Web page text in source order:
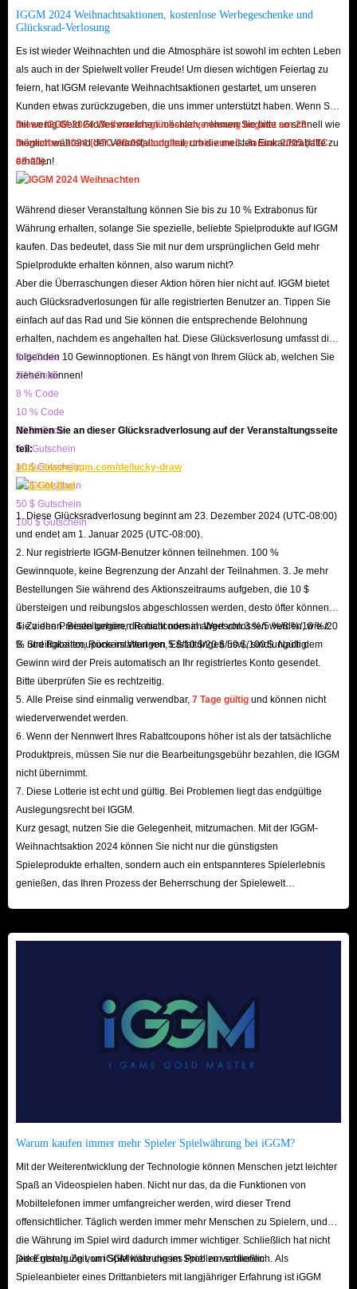
Sicherheitsmechanismen geschützt. Zudem arbeiten wir mit sicheren
Lieferanten zusammen, sodass keine Gefahr für Ihr Konto besteht. Wir
bieten außerdem einekulante Rückerstattungsrichtliniean, solange die
Lieferung noch nicht abgeschlossen ist.
F: Wie schnell erfolgt die Lieferung?
A: Wir bieten die schnellste Lieferung der Branche! Da wir ständig einen
großen Vorrat an ETFB-Ausrüstung und Packs haben, liefern wir Ihre
Bestellung nach Zahlungseingang so schnell wie möglich aus. Dank unserer
F: Sind alle Arten von Items verfügbar?
A: Ja! Egal, ob Sie Brainrotszur Steigerung Ihrer Effizienz, bessere
Ausrüstung zur Verteidigung gegen Diebstähle durch andere Spieler oder
große Mengen an In-Game-Währung benötigen – bei IGGM werden Sie
fündig.
F: Sind ETFB-Items hier am günstigsten?
A: Ja! Unsere Preise passen sich den Marktbedingungen an.VIP-
wir an Feiertagen wie Halloween, Weihnachten oder am Black Friday
großzügige Gutscheincodes. Über unser Affiliate-Programm können Sie
zudem Provisionen verdienen und diese gegen Items eintauschen.
F: Welche Zahlungsmethoden werden angeboten?
A: Um einen reibungslosen Kauf weltweit zu ermöglichen, bieten wir
PayPal, Kreditkarten, Google Pay, Apple Pay sowie verschiedene lokale
Zahlungsmethoden an.
ETFB Brainrots Guide | Übersicht, Nutzung &
Erhalt
Brainrotssind das Herzstück des Spiels. Sie sind die Charaktere in Ihrer
Basis, die Ihr Einkommen generieren und somit der Schlüssel zu
Wohlstand und Fortschritt sind.
Seltenheitsstufen und Effizienz
Brainrots bestimmen, wie viel Geld Sie pro Sekunde verdienen. Es gibt
verschiedene Seltenheitsstufen:
Common, Uncommon, Rare, Epic, Legendary, Mythical, Cosmic,
Secret und Celestial.
Je höher die Seltenheit, desto höher sind die
Anschaffungskosten, aber auch die Verdienstmöglichkeiten. Das
Spielprinzip ist einfach: Nutzen Sie Brainrots, um Geld zu verdienen,
und kaufen Sie von diesem Geld mehr oder bessere Brainrots.
Basis kaufen können. Dank des „Pity-Systems“ ist ein Legendary alle 5
Spieler zu stehlen, was jedoch aufgrund von Befestigungen schwierig
Diese können für Robux im Spiel gekauft werden und
steigern Sie Ihre Effizienz sofort, ohne endlos am Förderband auf
Legendarys zu warten oder Zeit mit riskanten Diebstählen zu
verschwenden.
Zusammenfassend ist IGGM der beste Ort für Ihre Escape Tsunami for
Brainrots Bedürfnisse. Wir sind sicher, dass unser erstklassiger Service Sie
IGGM 2024 Weihnachtsaktionen, kostenlose Werbegeschenke und
Glücksrad-Verlosung
Es ist wieder Weihnachten und die Atmosphäre ist sowohl im echten Leben
als auch in der Spielwelt voller Freude! Um diesen wichtigen Feiertag zu
feiern, hat IGGM relevante Weihnachtsaktionen gestartet, um unseren
Kunden etwas zurückzugeben, die uns immer unterstützt haben. Wenn Sie
mit wenig Geld Großes erreichen möchten, nehmen Sie bitte so schnell wie
möglich während der Veranstaltung teil, um die meisten Einkaufsrabatte zu
erhalten!
Diese IGGM 2024 Weihnachtsglücksradverlosung beginnt am 23.
Dezember 2024 (UTC-08:00) und dauert bis zum 1. Januar 2025 (UTC-
08:00).
Während dieser Veranstaltung können Sie bis zu 10 % Extrabonus für
Währung erhalten, solange Sie spezielle, beliebte Spielprodukte auf IGGM
kaufen. Das bedeutet, dass Sie mit nur dem ursprünglichen Geld mehr
Spielprodukte erhalten können, also warum nicht?
Aber die Überraschungen dieser Aktion hören hier nicht auf. IGGM bietet
auch Glücksradverlosungen für alle registrierten Benutzer an. Tippen Sie
einfach auf das Rad und Sie können die entsprechende Belohnung
erhalten, nachdem es angehalten hat. Diese Glücksverlosung umfasst die
folgenden 10 Gewinnoptionen. Es hängt von Ihrem Glück ab, welchen Sie
ziehen können!
3 % Code
5 % Code
8 % Code
10 % Code
20 % Code
5 $ Gutschein
10 $ Gutschein
20 $ Gutschein
50 $ Gutschein
100 $ Gutschein
Nehmen Sie an dieser Glücksradverlosung auf der Veranstaltungsseite
teil:
https://www.iggm.com/de/lucky-draw
1. Diese Glücksradverlosung beginnt am 23. Dezember 2024 (UTC-08:00)
und endet am 1. Januar 2025 (UTC-08:00).
2. Nur registrierte IGGM-Benutzer können teilnehmen. 100 %
Gewinnquote, keine Begrenzung der Anzahl der Teilnahmen. 3. Je mehr
Bestellungen Sie während des Aktionszeitraums aufgeben, die 10 $
übersteigen und reibungslos abgeschlossen werden, desto öfter können
Sie ziehen. Bestellungen, die nicht normal abgeschlossen werden, wie z.
B. Streitigkeiten, Rückerstattungen, Erstattungen usw., sind ungültig.
4. Zu den Preisen gehören Rabattcodes im Wert von 3 %/5 %/8 %/10 %/20
% und Rabattcoupons im Wert von 5 $/10 $/20 $/50 $/100 $. Nach dem
Gewinn wird der Preis automatisch an Ihr registriertes Konto gesendet.
Bitte überprüfen Sie es rechtzeitig.
5. Alle Preise sind einmalig verwendbar, 7 Tage gültig und können nicht
wiederverwendet werden.
6. Wenn der Nennwert Ihres Rabattcoupons höher ist als der tatsächliche
Produktpreis, müssen Sie nur die Bearbeitungsgebühr bezahlen, die IGGM
nicht übernimmt.
7. Diese Lotterie ist echt und gültig. Bei Problemen liegt das endgültige
Auslegungsrecht bei IGGM.
Kurz gesagt, nutzen Sie die Gelegenheit, mitzumachen. Mit der IGGM-
Weihnachtsaktion 2024 können Sie nicht nur die günstigsten
Spieleprodukte erhalten, sondern auch ein entspannteres Spielerlebnis
genießen, das Ihren Prozess der Beherrschung der Spielewelt
Warum kaufen immer mehr Spieler Spielwährung bei iGGM?
Mit der Weiterentwicklung der Technologie können Menschen jetzt leichter
Spaß an Videospielen haben. Nicht nur das, da die Funktionen von
Mobiltelefonen immer umfangreicher werden, wird dieser Trend
offensichtlicher. Täglich werden immer mehr Menschen zu Spielern, und
die Währung im Spiel wird dadurch immer wichtiger. Schließlich hat nicht
jeder genug Zeit, um Spielwährung im Spiel zu verdienen.
Die Entstehung von iGGM löste dieses Problem schließlich. Als
Spieleanbieter eines Drittanbieters mit langjähriger Erfahrung ist iGGM